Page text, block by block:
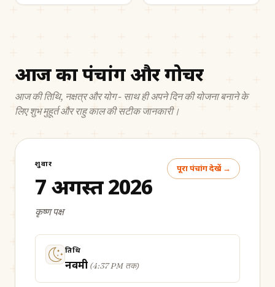
आज का पंचांग और गोचर
आज की तिथि, नक्षत्र और योग - साथ ही अपने दिन की योजना बनाने के
लिए शुभ मुहूर्त और राहु काल की सटीक जानकारी।
शुक्रवार
7 अगस्त 2026
कृष्ण पक्ष
पूरा पंचांग देखें →
तिथि
नवमी (4:37 PM तक)